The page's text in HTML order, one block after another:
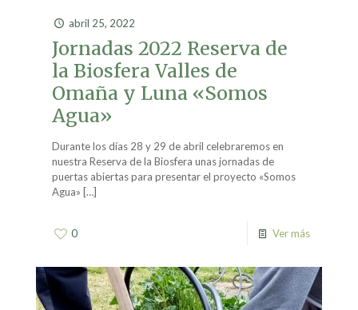
abril 25, 2022
Jornadas 2022 Reserva de
la Biosfera Valles de
Omaña y Luna «Somos
Agua»
Durante los días 28 y 29 de abril celebraremos en
nuestra Reserva de la Biosfera unas jornadas de
puertas abiertas para presentar el proyecto «Somos
Agua» […]
0 Ver más